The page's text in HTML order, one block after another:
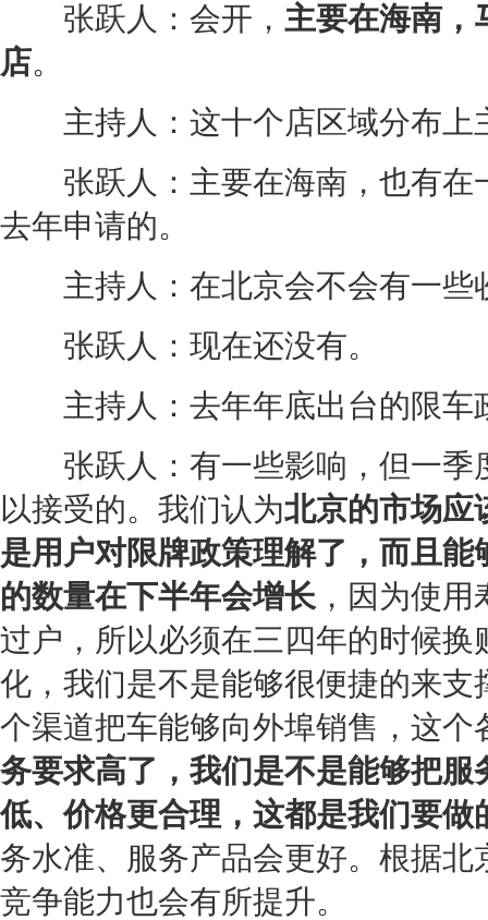
张跃人：会开， 主要在海南，
店。
主持人：这十个店区域分布上
张跃人：主要在海南，也有在
去年申请的。
主持人：在北京会不会有一些
张跃人：现在还没有。
主持人：去年年底出台的限车
张跃人：有一些影响，但一季
以接受的。我们认为北京的市场应
是用户对限牌政策理解了，而且
的数量在下半年会增长 ，因为使
过户，所以必须在三四年的时候换
化，我们是不是能够很便捷的来
个渠道把车能够向外埠销售，这个
务要求高了，我们是不是能够把
低、价格更合理，这都是我们要做
务水准、服务产品会更好。根据
竞争能力也会有所提升。